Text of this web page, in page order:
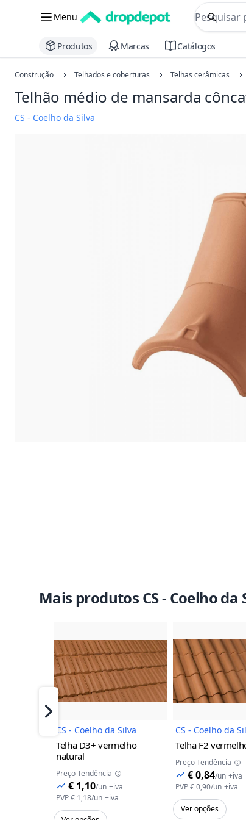
Menu
commerce
Produtos Marcas Catálogos
Construção Telhados e coberturas Telhas cerâmicas
Telhão médio de mansarda
CS - Coelho da Silva
Mais produtos CS - Coelho da
Imagem do Produto
CS - Coelho da Silva
Telha D3+ vermelho
natural
Preço Tendência
€ 1,10/un +iva
PVP€ 1,18/un +iva
CS - Coelho da
Telha F2
Preço Tendência
€ 0,84/un +iva
PVP€ 0,90/un +iva
Ver opções
Próximo